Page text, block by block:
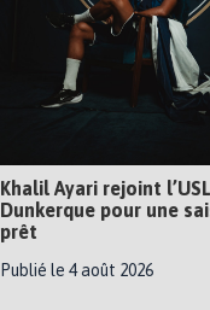
Khalil Ayari rejoint l’USL
Dunkerque pour une
prêt
Publié le 4 août 2026